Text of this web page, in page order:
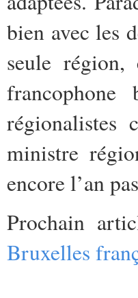
bien avec les
seule
régionalistes
ministre
encore l’an
Prochain
Bruxelles